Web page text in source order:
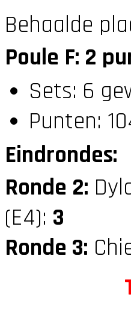
Behaalde
Poule F: 2
Sets: 6
Punten:
Eindrondes:
Ronde 2:
(E4): 3
Ronde 3: